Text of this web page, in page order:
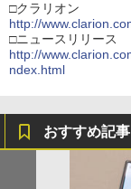
□クラリオン
http://
□ニュースリリース
http://
ndex.html
おすすめ記事